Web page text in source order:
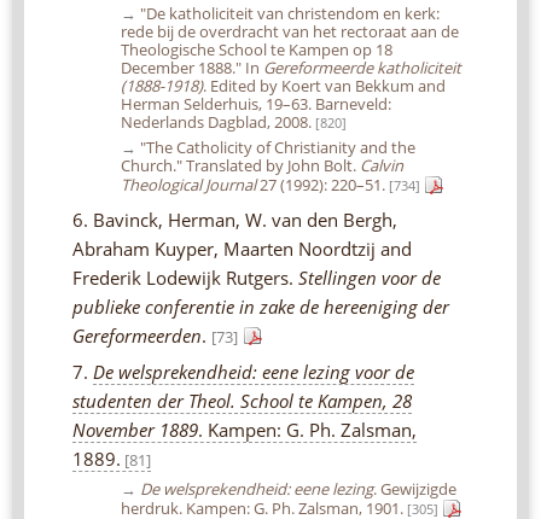
→ "De katholiciteit van christendom en kerk:
rede bij de overdracht van het rectoraat aan de
Theologische School te Kampen op 18
December 1888." In Gereformeerde katholiciteit
(1888-1918). Edited by Koert van Bekkum and
Herman Selderhuis, 19–63. Barneveld:
Nederlands Dagblad, 2008. [820]
→ "The Catholicity of Christianity and the
Church." Translated by John Bolt. Calvin
Theological Journal27 (1992): 220–51. [734]
6. Bavinck, Herman, W. van den Bergh,
Abraham Kuyper, Maarten Noordtzij and
Frederik Lodewijk Rutgers. Stellingen voor de
publieke conferentie in zake de hereeniging der
Gereformeerden. [73]
7. De welsprekendheid: eene lezing voor de
studenten der Theol. School te Kampen, 28
November 1889. Kampen: G. Ph. Zalsman,
1889. [81]
→ De welsprekendheid: eene lezing. Gewijzigde
herdruk. Kampen: G. Ph. Zalsman, 1901. [305]